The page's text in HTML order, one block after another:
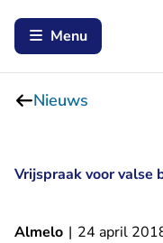
Menu
Nieuws
Vrijspraak voor valse
Almelo | 24 april